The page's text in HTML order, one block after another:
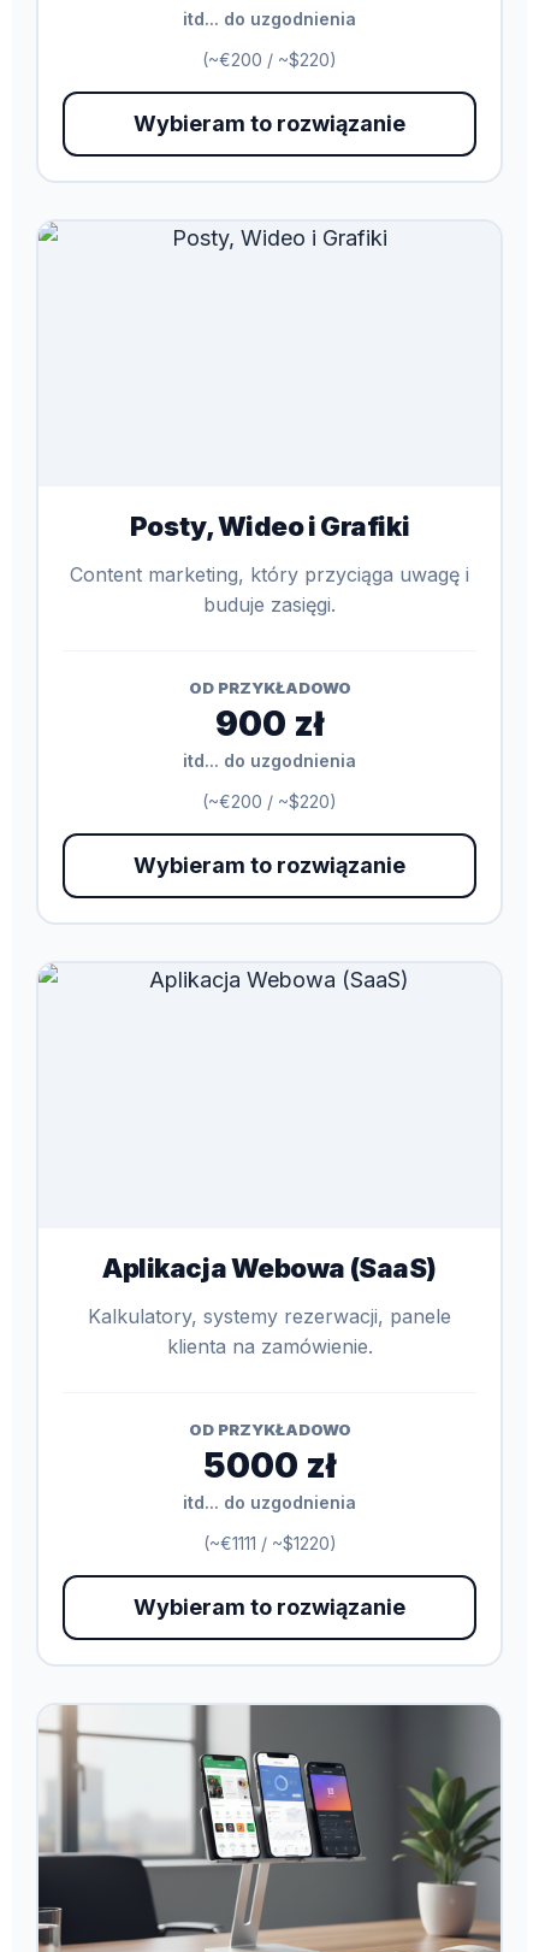
itd... do uzgodnienia
(~€200 / ~$220)
Wybieram to rozwiązanie
Posty, Wideo i Grafiki
Content marketing, który przyciąga uwagę i
buduje zasięgi.
OD PRZYKŁADOWO
900 zł
itd... do uzgodnienia
(~€200 / ~$220)
Wybieram to rozwiązanie
Aplikacja Webowa (SaaS)
Kalkulatory, systemy rezerwacji, panele
klienta na zamówienie.
OD PRZYKŁADOWO
5000 zł
itd... do uzgodnienia
(~€1111 / ~$1220)
Wybieram to rozwiązanie